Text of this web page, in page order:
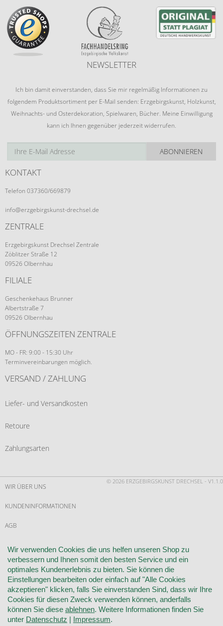
NEWSLETTER
Ich bin damit einverstanden, dass Sie mir regelmäßig Informationen zu
folgendem Produktsortiment per E-Mail senden: Erzgebirgskunst, Holzkunst,
Weihnachts- und Osterdekoration, Spielwaren, Bücher. Meine Einwilligung
kann ich Ihnen gegenüber jederzeit widerrufen.
ABONNIEREN
KONTAKT
Telefon 037360/669879
info@erzgebirgskunst-drechsel.de
ZENTRALE
Erzgebirgskunst Drechsel Zentrale
Zöblitzer Straße 12
09526 Olbernhau
FILIALE
Geschenkehaus Brunner
Albertstraße 7
09526 Olbernhau
ÖFFNUNGSZEITEN ZENTRALE
MO - FR: 9:00 - 15:30 Uhr
Terminvereinbarungen möglich.
VERSAND / ZAHLUNG
Liefer- und Versandkosten
Retoure
Zahlungsarten
© 2026 ERZGEBIRGSKUNST DRECHSEL - V1.1.0
WIR ÜBER UNS
KUNDENINFORMATIONEN
AGB
WIDERRUF
VERTRAG WIDERRUFEN
KONTAKT
DATENSCHUTZ
COOKIE-EINSTELLUNGEN
Wir verwenden Cookies die uns helfen unseren Shop zu
verbessern und Ihnen somit den besten Service und ein
optimales Kundenerlebnis zu bieten. Sie können die
Einstellungen bearbeiten oder einfach auf "Alle Cookies
akzeptieren" klicken, falls Sie einverstanden Sind, dass wir Ihre
Cookies für diesen Zweck verwenden können, anderfalls
können Sie diese ablehnen. Weitere Informationen finden Sie
unter Datenschutz | Impressum.